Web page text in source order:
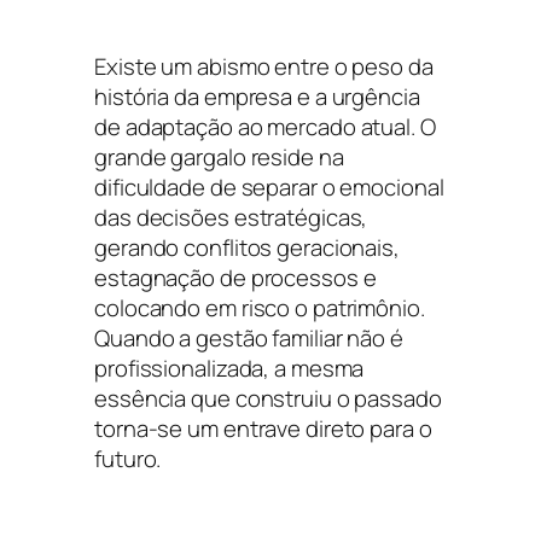
Existe um abismo entre o peso da
história da empresa e a urgência
de adaptação ao mercado atual. O
grande gargalo reside na
dificuldade de separar o emocional
das decisões estratégicas,
gerando conflitos geracionais,
estagnação de processos e
colocando em risco o patrimônio.
Quando a gestão familiar não é
profissionalizada, a mesma
essência que construiu o passado
torna-se um entrave direto para o
futuro.